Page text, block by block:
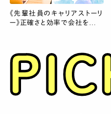
《先輩社員のキャリアストーリ
ー》正確さと効率で会社を支え